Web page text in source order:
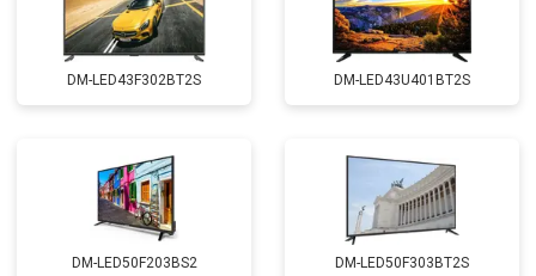
DM-LED43F302BT2S DM-LED43U401BT2S
DM-LED50F203BS2 DM-LED50F303BT2S